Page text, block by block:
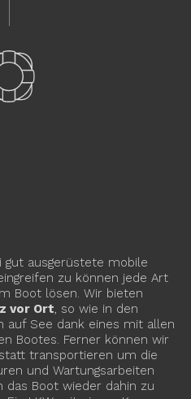
gut ausgerüstete mobile
zu können jede Art
Boot lösen. Wir bieten
vor Ort , so wie in den
auf See dank eines mit allen
Bootes. Ferner können wir
transportieren um die
und Wartungsarbeiten
Boot wieder dahin zu